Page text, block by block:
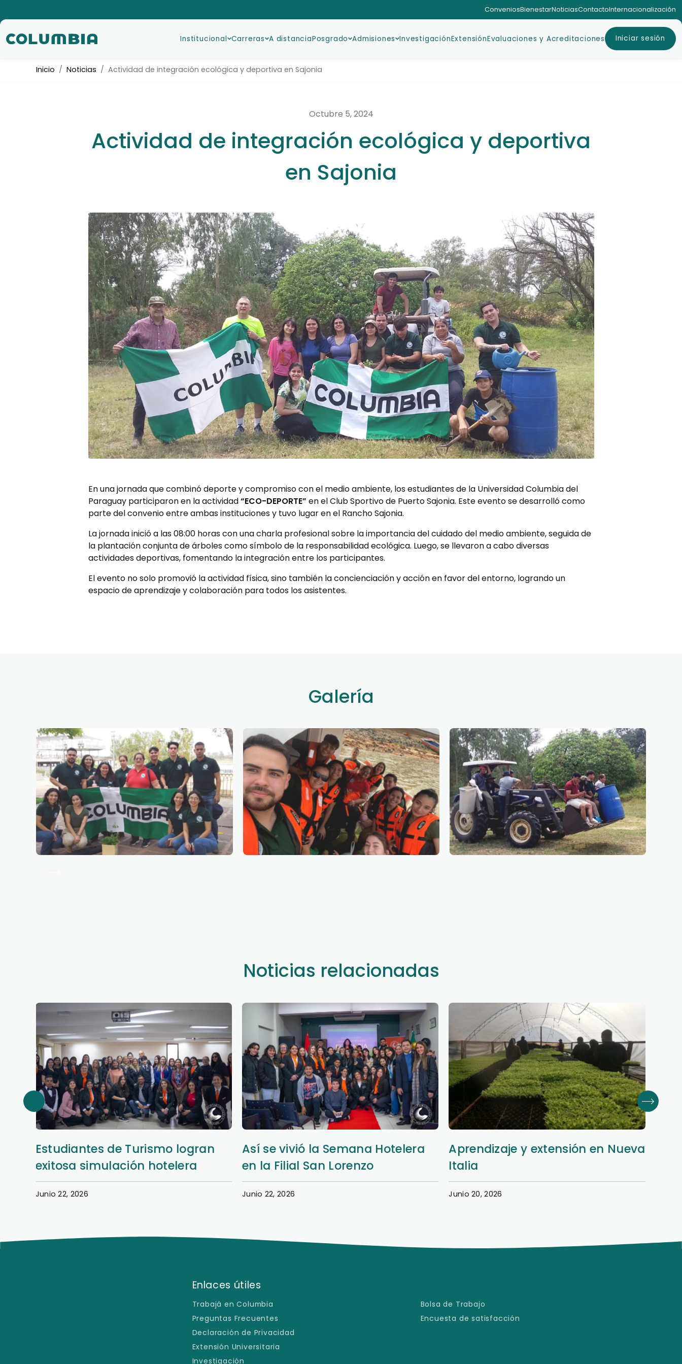
ConveniosBienestarNoticiasContactoInternacionalización
Institucional Carreras A distanciaPosgrado Admisiones InvestigaciónExtensiónEvaluaciones y Acreditaciones Iniciar sesión
Inicio Noticias Actividad de integración ecológica y deportiva en Sajonia
Octubre 5, 2024
Actividad de integración ecológica y deportiva
en Sajonia
En una jornada que combinó deporte y compromiso con el medio ambiente, los estudiantes de la Universidad Columbia del
Paraguay participaron en la actividad“ECO-DEPORTE” en el Club Sportivo de Puerto Sajonia. Este evento se desarrolló como
parte del convenio entre ambas instituciones y tuvo lugar en el Rancho Sajonia.
La jornada inició a las 08:00 horas con una charla profesional sobre la importancia del cuidado del medio ambiente, seguida de
la plantación conjunta de árboles como símbolo de la responsabilidad ecológica. Luego, se llevaron a cabo diversas
actividades deportivas, fomentando la integración entre los participantes.
El evento no solo promovió la actividad física, sino también la concienciación y acción en favor del entorno, logrando un
espacio de aprendizaje y colaboración para todos los asistentes.
Galería
Noticias relacionadas
Estudiantes de Turismo logran
exitosa simulación hotelera
Junio 22, 2026
Así se vivió la Semana Hotelera
en la Filial San Lorenzo
Junio 22, 2026
Aprendizaje y extensión en Nueva
Italia
Junio 20, 2026
Enlaces útiles
Trabajá en Columbia
Preguntas Frecuentes
Declaración de Privacidad
Extensión Universitaria
Investigación
Bolsa de Trabajo
Encuesta de satisfacción